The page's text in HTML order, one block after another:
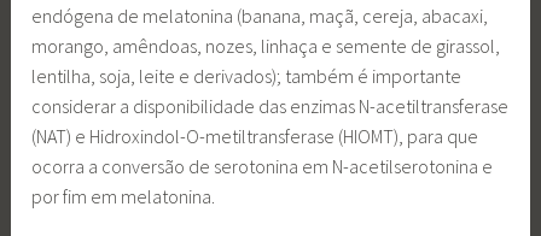
endógena de melatonina (banana, maçã, cereja, abacaxi,
morango, amêndoas, nozes, linhaça e semente de girassol,
lentilha, soja, leite e derivados); também é importante
considerar a disponibilidade das enzimas N-acetiltransferase
(NAT) e Hidroxindol-O-metiltransferase (HIOMT), para que
ocorra a conversão de serotonina em N-acetilserotonina e
por fim em melatonina.